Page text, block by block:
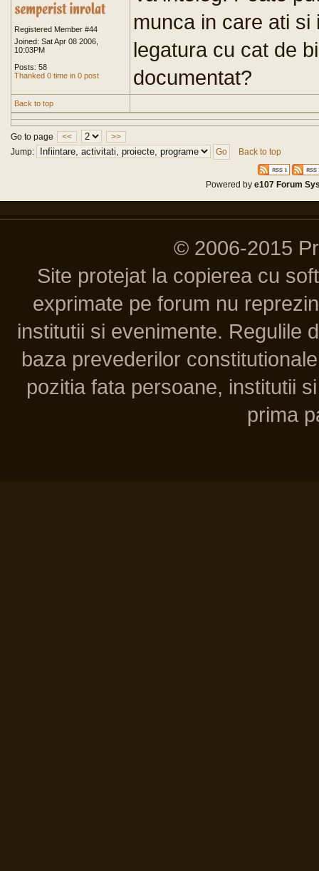
Registered Member #44
Joined: Sat Apr 08 2006,
10:03PM
Posts: 58
Thanked 0 time in 0 post
munca in care ati si
legatura cu cat de
documentat?
Back to top
Go to page <<
>>
Jump:
Back to top
Powered bye107 Forum
© 2006-2015
Site protejat la copierea cu
exprimate pe forum nu
institutii si evenimente. Regulile
baza prevederilor
pozitia fata persoane, institutii
prima